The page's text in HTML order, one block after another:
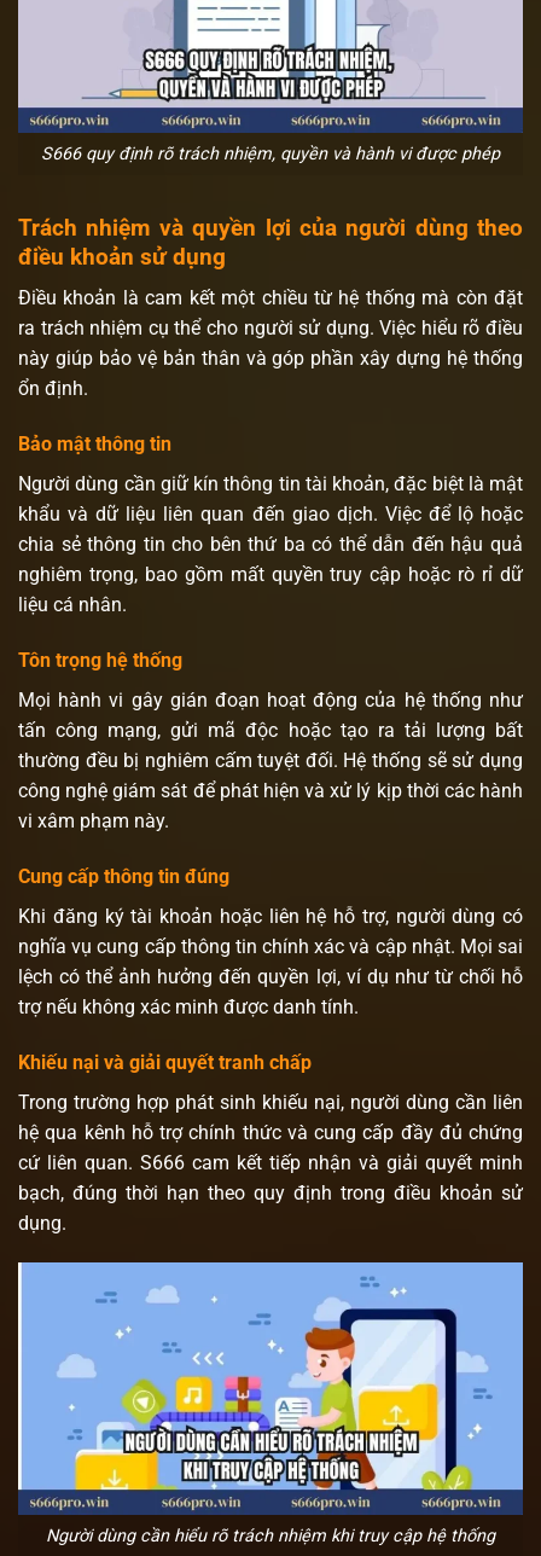
S666 quy định rõ trách nhiệm, quyền và hành vi được phép
Trách nhiệm và quyền lợi của người dùng theo
điều khoản sử dụng
Điều khoản là cam kết một chiều từ hệ thống mà còn đặt
ra trách nhiệm cụ thể cho người sử dụng. Việc hiểu rõ điều
này giúp bảo vệ bản thân và góp phần xây dựng hệ thống
ổn định.
Bảo mật thông tin
Người dùng cần giữ kín thông tin tài khoản, đặc biệt là mật
khẩu và dữ liệu liên quan đến giao dịch. Việc để lộ hoặc
chia sẻ thông tin cho bên thứ ba có thể dẫn đến hậu quả
nghiêm trọng, bao gồm mất quyền truy cập hoặc rò rỉ dữ
liệu cá nhân.
Tôn trọng hệ thống
Mọi hành vi gây gián đoạn hoạt động của hệ thống như
tấn công mạng, gửi mã độc hoặc tạo ra tải lượng bất
thường đều bị nghiêm cấm tuyệt đối. Hệ thống sẽ sử dụng
công nghệ giám sát để phát hiện và xử lý kịp thời các hành
vi xâm phạm này.
Cung cấp thông tin đúng
Khi đăng ký tài khoản hoặc liên hệ hỗ trợ, người dùng có
nghĩa vụ cung cấp thông tin chính xác và cập nhật. Mọi sai
lệch có thể ảnh hưởng đến quyền lợi, ví dụ như từ chối hỗ
trợ nếu không xác minh được danh tính.
Khiếu nại và giải quyết tranh chấp
Trong trường hợp phát sinh khiếu nại, người dùng cần liên
hệ qua kênh hỗ trợ chính thức và cung cấp đầy đủ chứng
cứ liên quan. S666 cam kết tiếp nhận và giải quyết minh
bạch, đúng thời hạn theo quy định trong điều khoản sử
dụng.
Người dùng cần hiểu rõ trách nhiệm khi truy cập hệ thống